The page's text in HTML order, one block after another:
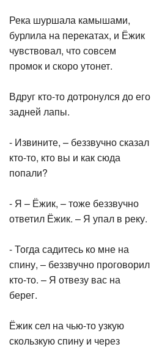
Река шуршала камышами,
бурлила на перекатах, и Ёжик
чувствовал, что совсем
промок и скоро утонет.
Вдруг кто-то дотронулся до его
задней лапы.
- Извините, – беззвучно сказал
кто-то, кто вы и как сюда
попали?
- Я – Ёжик, – тоже беззвучно
ответил Ёжик. – Я упал в реку.
- Тогда садитесь ко мне на
спину, – беззвучно проговорил
кто-то. – Я отвезу вас на
берег.
Ёжик сел на чью-то узкую
скользкую спину и через